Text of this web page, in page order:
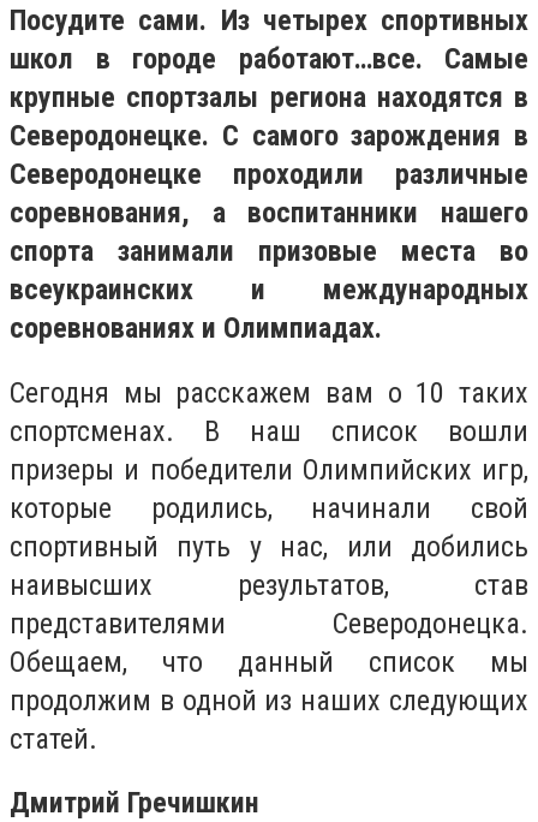
Посудите сами. Из четырех спортивных
школ в городе работают…все. Самые
крупные спортзалы региона находятся в
Северодонецке. С самого зарождения в
Северодонецке проходили различные
соревнования, а воспитанники нашего
спорта занимали призовые места во
всеукраинских и международных
соревнованиях и Олимпиадах.
Сегодня мы расскажем вам о 10 таких
спортсменах. В наш список вошли
призеры и победители Олимпийских игр,
которые родились, начинали свой
спортивный путь у нас, или добились
наивысших результатов, став
представителями Северодонецка.
Обещаем, что данный список мы
продолжим в одной из наших следующих
статей.
Дмитрий Гречишкин